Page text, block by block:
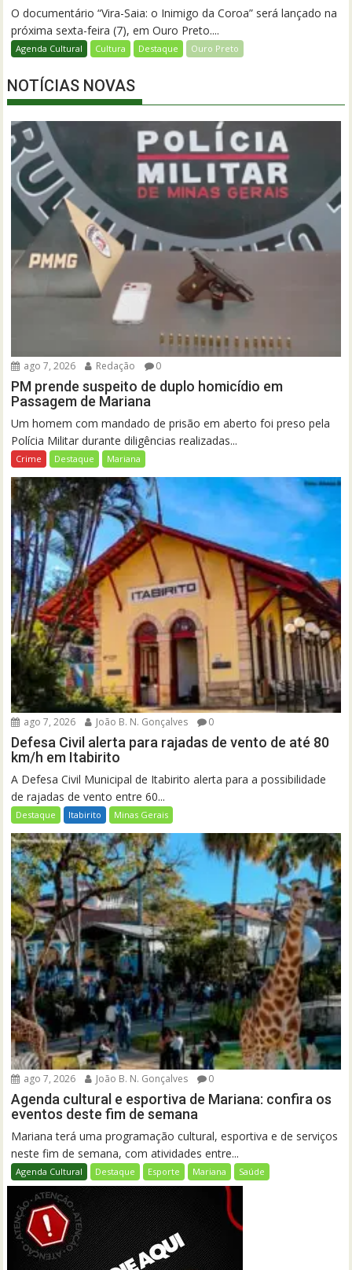
O documentário “Vira-Saia: o Inimigo da Coroa” será lançado na
próxima sexta-feira (7), em Ouro Preto....
Agenda Cultural Cultura Destaque Ouro Preto
NOTÍCIAS NOVAS
ago 7, 2026 Redação 0
PM prende suspeito de duplo homicídio em
Passagem de Mariana
Um homem com mandado de prisão em aberto foi preso pela
Polícia Militar durante diligências realizadas...
Crime Destaque Mariana
ago 7, 2026 João B. N. Gonçalves 0
Defesa Civil alerta para rajadas de vento de até 80
km/h em Itabirito
A Defesa Civil Municipal de Itabirito alerta para a possibilidade
de rajadas de vento entre 60...
Destaque Itabirito Minas Gerais
ago 7, 2026 João B. N. Gonçalves 0
Agenda cultural e esportiva de Mariana: confira os
eventos deste fim de semana
Mariana terá uma programação cultural, esportiva e de serviços
neste fim de semana, com atividades entre...
Agenda Cultural Destaque Esporte Mariana Saúde